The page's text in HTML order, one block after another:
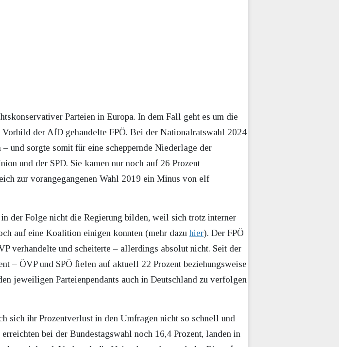
Parteien in Europa. In dem Fall geht es um die
der AfD gehandelte FPÖ. Bei der Nationalratswahl 2024
und sorgte somit für eine scheppernde Niederlage der
und der SPD. Sie kamen nur noch auf 26 Prozent
zur vorangegangenen Wahl 2019 ein Minus von elf
der Folge nicht die Regierung bilden, weil sich trotz interner
auf eine Koalition einigen konnten (mehr dazuhier). Der FPÖ
verhandelte und scheiterte – allerdings absolut nicht. Seit der
– ÖVP und SPÖ fielen auf aktuell 22 Prozent beziehungsweise
jeweiligen Parteienpendants auch in Deutschland zu verfolgen
sich ihr Prozentverlust in den Umfragen nicht so schnell und
bei der Bundestagswahl noch 16,4 Prozent, landen in